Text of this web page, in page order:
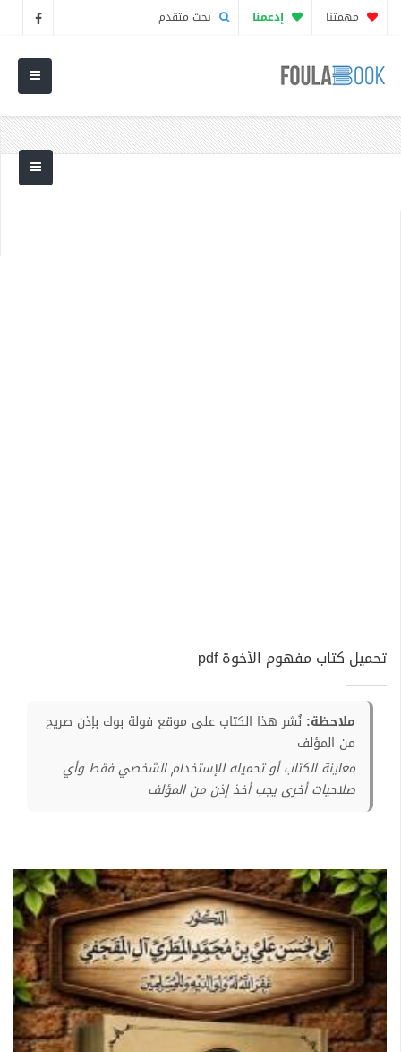
مهمتنا إدعمنا بحث متقدم
تحميل كتاب مفهوم الأخوة pdf
ملاحظة: نُشر هذا الكتاب على موقع فولة بوك بإذن صريح
من المؤلف
معاينة الكتاب أو تحميله للإستخدام الشخصي فقط وأي
صلاحيات أخرى يجب أخذ إذن من المؤلف